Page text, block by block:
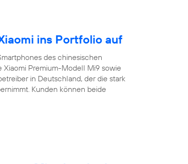
ins Portfolio auf
des chinesischen
Xiaomi Premium-Modell Mi9 sowie
in Deutschland, der die stark
Kunden können beide